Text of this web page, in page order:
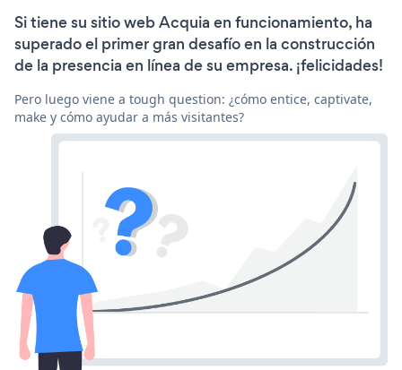
Si tiene su sitio web Acquia en funcionamiento, ha
superado el primer gran desafío en la construcción
de la presencia en línea de su empresa. ¡felicidades!
Pero luego viene a tough question: ¿cómo entice, captivate,
make y cómo ayudar a más visitantes?